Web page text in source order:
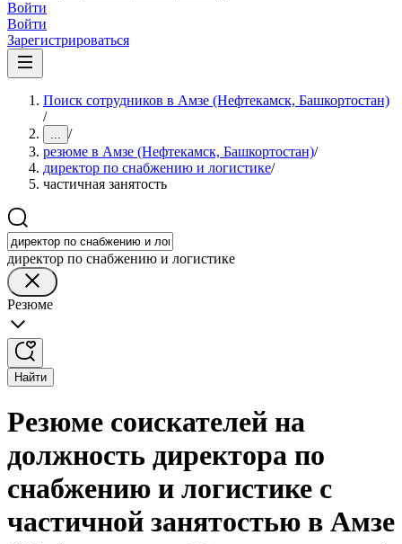
Войти
Войти
Зарегистрироваться
Поиск сотрудников в Амзе (Нефтекамск, Башкортостан)
/
... /
резюме в Амзе (Нефтекамск, Башкортостан)/
директор по снабжению и логистике/
частичная занятость
директор по снабжению и логистике
Резюме
Найти
Резюме соискателей на
должность директора по
снабжению и логистике с
частичной занятостью в Амзе